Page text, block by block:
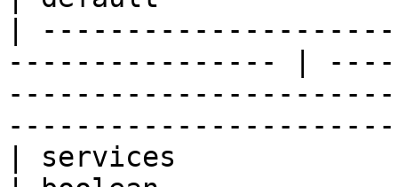
|
---------------- |
| services